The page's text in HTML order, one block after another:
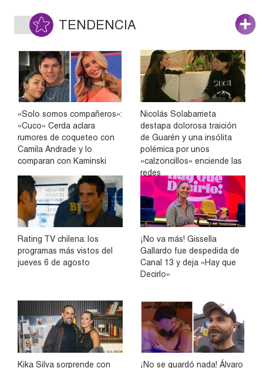
TENDENCIA
«Solo somos compañeros»:
«Cuco» Cerda aclara
rumores de coqueteo con
Camila Andrade y lo
comparan con Kaminski
Nicolás Solabarrieta
destapa dolorosa traición
de Guarén y una insólita
polémica por unos
«calzoncillos» enciende las
redes
Rating TV chilena: los
programas más vistos del
jueves 6 de agosto
¡No va más! Gissella
Gallardo fue despedida de
Canal 13 y deja «Hay que
Decirlo»
Kika Silva sorprende con
¡No se guardó nada! Álvaro